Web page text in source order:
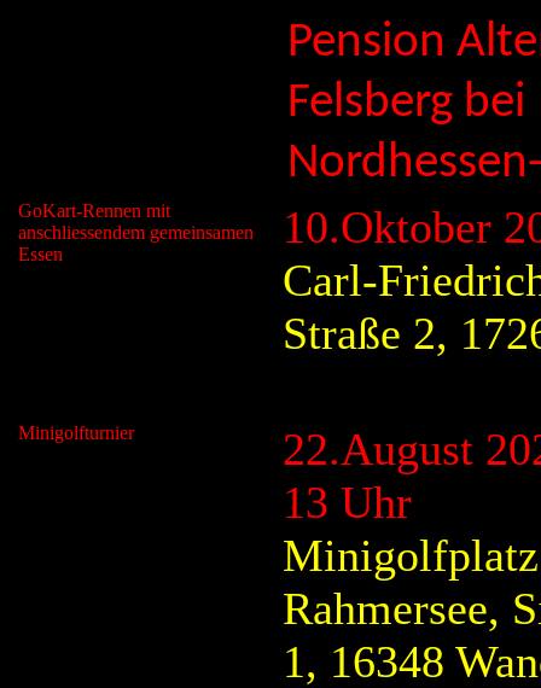
Pension
Felsberg bei
GoKart-Rennen mit
anschliessendem gemeinsamen
Essen
10.Oktober
Carl-
Straße 2,
Minigolfturnier
22.August
13 Uhr
Rahmersee,
1, 16348